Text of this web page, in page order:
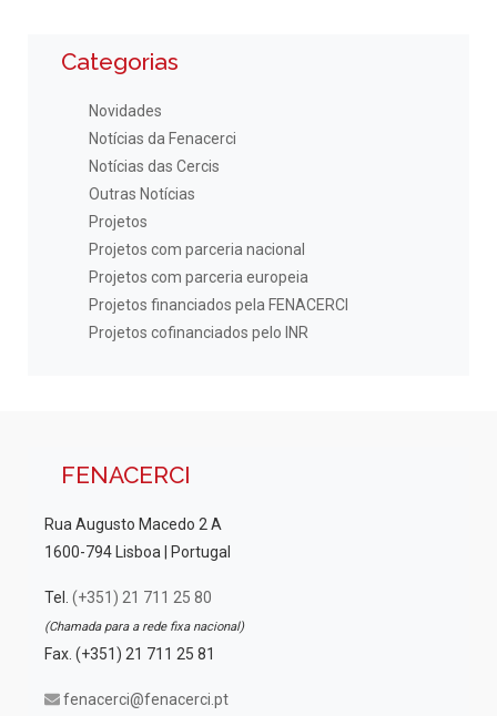
Categorias
Novidades
Notícias da Fenacerci
Notícias das Cercis
Outras Notícias
Projetos
Projetos com parceria nacional
Projetos com parceria europeia
Projetos financiados pela FENACERCI
Projetos cofinanciados pelo INR
FENACERCI
Rua Augusto Macedo 2 A
1600-794 Lisboa | Portugal
Tel. (+351) 21 711 25 80
(Chamada para a rede fixa nacional)
Fax. (+351) 21 711 25 81
fenacerci@fenacerci.pt